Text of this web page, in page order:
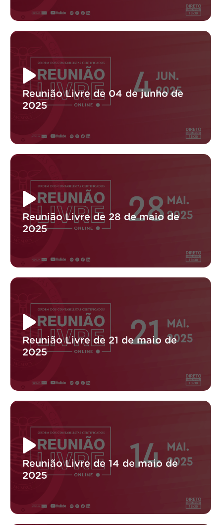
Reunião Livre de 04 de junho de
2025
Reunião Livre de 28 de maio de
2025
Reunião Livre de 21 de maio de
2025
Reunião Livre de 14 de maio de
2025